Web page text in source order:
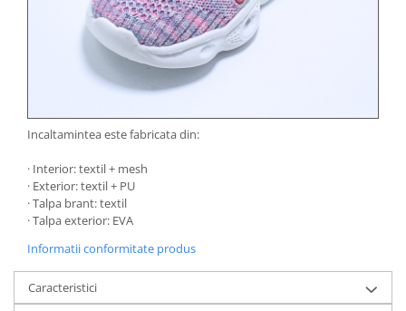
Incaltamintea este fabricata din:
· Interior: textil + mesh
· Exterior: textil + PU
· Talpa brant: textil
· Talpa exterior: EVA
Informatii conformitate produs
Caracteristici